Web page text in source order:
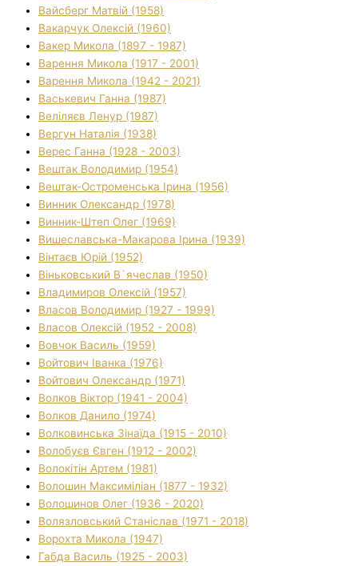
Вайсберг Матвій (1958)
Вакарчук Олексій (1960)
Вакер Микола (1897 - 1987)
Варення Микола (1917 - 2001)
Варення Микола (1942 - 2021)
Васькевич Ганна (1987)
Веліляєв Ленур (1987)
Вергун Наталія (1938)
Верес Ганна (1928 - 2003)
Вештак Володимир (1954)
Вештак-Остроменська Ірина (1956)
Винник Олександр (1978)
Винник-Штеп Олег (1969)
Вишеславська-Макарова Ірина (1939)
Вінтаєв Юрій (1952)
Віньковський В`ячеслав (1950)
Владимиров Олексій (1957)
Власов Володимир (1927 - 1999)
Власов Олексій (1952 - 2008)
Вовчок Василь (1959)
Войтович Іванка (1976)
Войтович Олександр (1971)
Волков Віктор (1941 - 2004)
Волков Данило (1974)
Волковинська Зінаїда (1915 - 2010)
Волобуєв Євген (1912 - 2002)
Волокітін Артем (1981)
Волошин Максиміліан (1877 - 1932)
Волошинов Олег (1936 - 2020)
Волязловський Станіслав (1971 - 2018)
Ворохта Микола (1947)
Габда Василь (1925 - 2003)